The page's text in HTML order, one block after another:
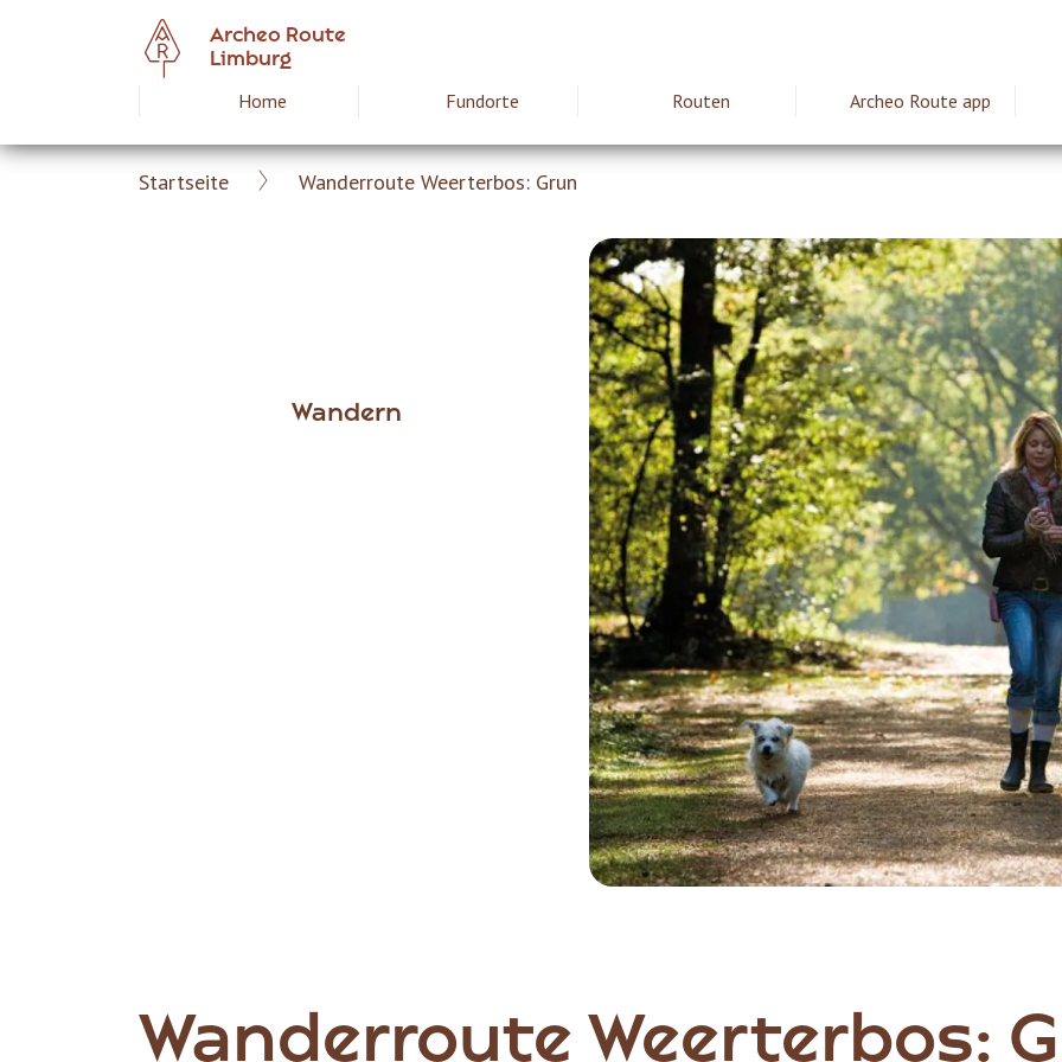
Archeo Route
Limburg
Hoofdnavigatie
Archeoroute
Home Fundorte Routen Archeo Route app
Breadcrumb
Startseite Wanderroute Weerterbos: Grun
Wandern
Wanderroute Weerterbos: